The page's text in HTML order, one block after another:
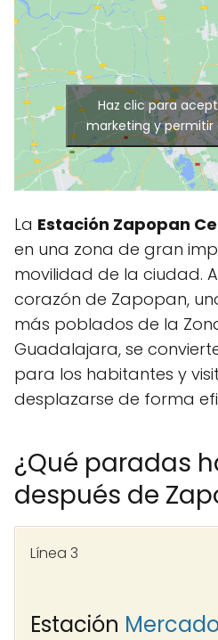
Haz clic para
marketing y
La Estación Zapopan
en una zona de gran
movilidad de la ciudad.
corazón de Zapopan,
más poblados de la
Guadalajara, se
para los habitantes y
desplazarse de forma
¿Qué paradas
después de
Línea 3
Estación